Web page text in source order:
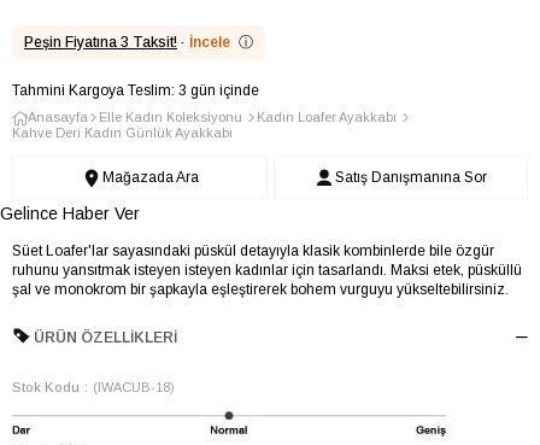
Peşin Fiyatına 3 Taksit! · İncele ⓘ
Tahmini Kargoya Teslim: 3 gün içinde
Anasayfa Elle Kadın Koleksiyonu
Kadın Loafer Ayakkabı
Kahve Deri Kadın Günlük Ayakkabı
Mağazada Ara Satış Danışmanına Sor
Gelince Haber Ver
Süet Loafer'lar sayasındaki püskül detayıyla klasik kombinlerde bile özgür
ruhunu yansıtmak isteyen isteyen kadınlar için tasarlandı. Maksi etek, püsküllü
şal ve monokrom bir şapkayla eşleştirerek bohem vurguyu yükseltebilirsiniz.
ÜRÜN ÖZELLIKLERI
Stok Kodu (IWACUB-18)